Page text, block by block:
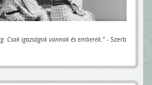
Csak igazságok vannak és emberek." - Szerb